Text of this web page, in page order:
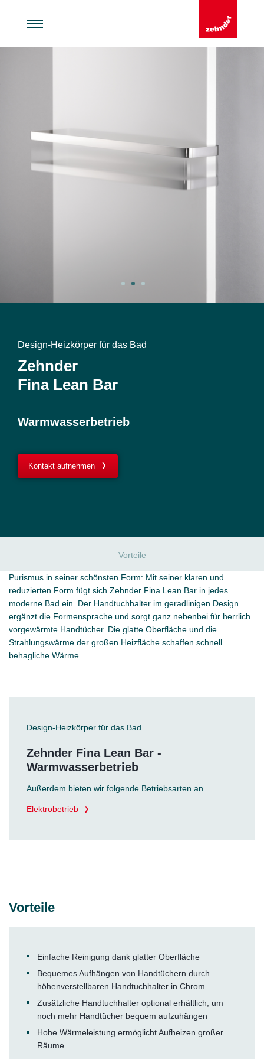
Design-Heizkörper für das Bad
Zehnder
Fina Lean Bar
Warmwasserbetrieb
Kontakt aufnehmen
Vorteile
Purismus in seiner schönsten Form: Mit seiner klaren und
reduzierten Form fügt sich Zehnder Fina Lean Bar in jedes
moderne Bad ein. Der Handtuchhalter im geradlinigen Design
ergänzt die Formensprache und sorgt ganz nebenbei für herrlich
vorgewärmte Handtücher. Die glatte Oberfläche und die
Strahlungswärme der großen Heizfläche schaffen schnell
behagliche Wärme.
Design-Heizkörper für das Bad
Zehnder Fina Lean Bar -
Warmwasserbetrieb
Außerdem bieten wir folgende Betriebsarten an
Elektrobetrieb
Vorteile
Einfache Reinigung dank glatter Oberfläche
Bequemes Aufhängen von Handtüchern durch
höhenverstellbaren Handtuchhalter in Chrom
Zusätzliche Handtuchhalter optional erhältlich, um
noch mehr Handtücher bequem aufzuhängen
Hohe Wärmeleistung ermöglicht Aufheizen großer
Räume